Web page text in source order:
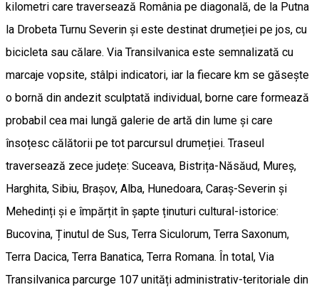
kilometri care traversează România pe diagonală, de la Putna
la Drobeta Turnu Severin și este destinat drumeției pe jos, cu
bicicleta sau călare. Via Transilvanica este semnalizată cu
marcaje vopsite, stâlpi indicatori, iar la fiecare km se găsește
o bornă din andezit sculptată individual, borne care formează
probabil cea mai lungă galerie de artă din lume și care
însoțesc călătorii pe tot parcursul drumeției. Traseul
traversează zece județe: Suceava, Bistrița-Năsăud, Mureș,
Harghita, Sibiu, Brașov, Alba, Hunedoara, Caraș-Severin și
Mehedinți și e împărțit în șapte ținuturi cultural-istorice:
Bucovina, Ținutul de Sus, Terra Siculorum, Terra Saxonum,
Terra Dacica, Terra Banatica, Terra Romana. În total, Via
Transilvanica parcurge 107 unități administrativ-teritoriale din